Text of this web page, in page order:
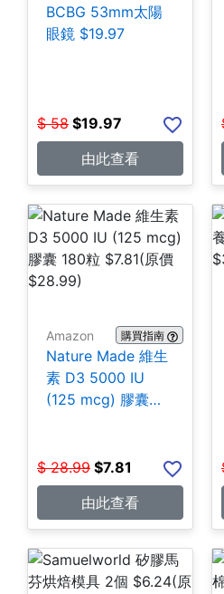
BCBG 53mm太陽
眼鏡 $19.97
$ 58 $19.97
由此查看
Amazon 購買指南
Nature Made 維生
素 D3 5000 IU
(125 mcg) 膠囊
$ 28.99 $7.81
由此查看